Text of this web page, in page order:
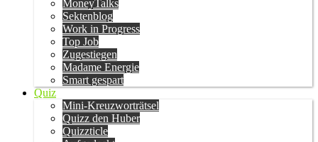
MoneyTalks
Sektenblog
Work in Progress
Top Job
Zugestiegen
Madame Energie
Smart gespart
Quiz
Mini-Kreuzworträtsel
Quizz den Huber
Quizzticle